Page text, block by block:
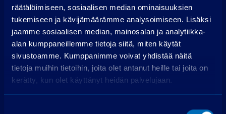
räätälöimiseen, sosiaalisen median ominaisuuksien
tukemiseen ja kävijämäärämme analysoimiseen. Lisäksi
jaamme sosiaalisen median, mainosalan ja analytiikka-
alan kumppaneillemme tietoja siitä, miten käytät
sivustoamme. Kumppanimme voivat yhdistää näitä
tietoja muihin tietoihin, joita olet antanut heille tai joita on
kerätty, kun olet käyttänyt heidän palvelujaan.
Laske rahoitus
Käsiraha (€):
Suurempi viimeinen erä (€):
Rahoitusaika (kk):